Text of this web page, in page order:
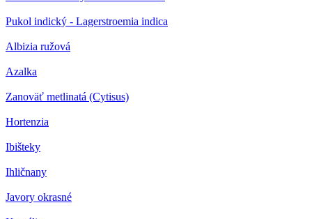
Pukol indický - Lagerstroemia indica
Albizia ružová
Azalka
Zanoväť metlinatá (Cytisus)
Hortenzia
Ibišteky
Ihličnany
Javory okrasné